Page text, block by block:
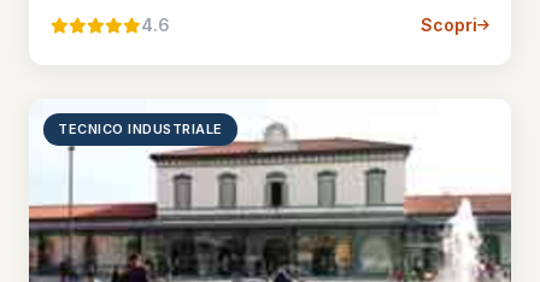
4.6 Scopri
TECNICO INDUSTRIALE